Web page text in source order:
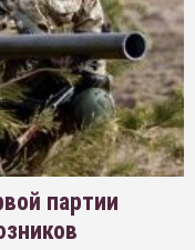
партии